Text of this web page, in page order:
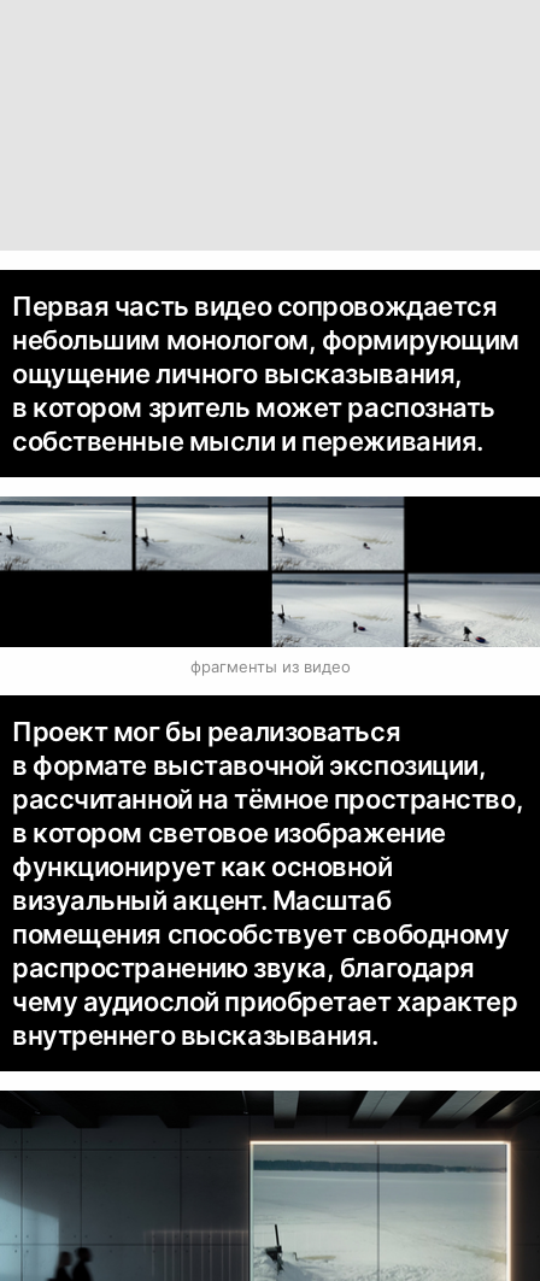
Первая часть видео сопровождается
небольшим монологом, формирующим
ощущение личного высказывания,
в котором зритель может распознать
собственные мысли и переживания.
фрагменты из видео
Проект мог бы реализоваться
в формате выставочной экспозиции,
рассчитанной на тёмное пространство,
в котором световое изображение
функционирует как основной
визуальный акцент. Масштаб
помещения способствует свободному
распространению звука, благодаря
чему аудиослой приобретает характер
внутреннего высказывания.